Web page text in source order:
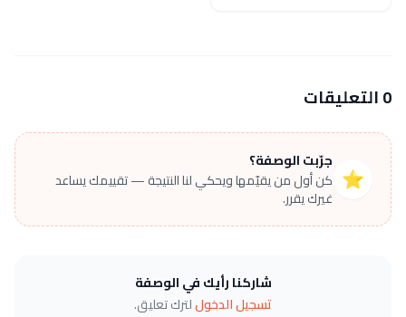
0 التعليقات
⭐
جرّبت الوصفة؟
كن أول من يقيّمها ويحكي لنا النتيجة — تقييمك يساعد
غيرك يقرر.
شاركنا رأيك في الوصفة
تسجيل الدخوللترك تعليق.